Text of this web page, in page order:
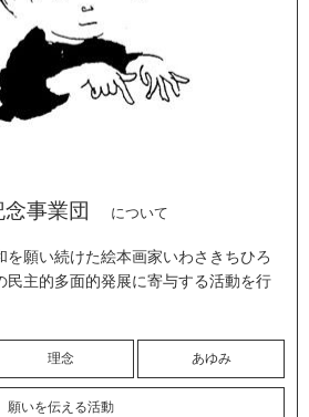
念事業団 について
願い続けた絵本画家いわさきちひろ
民主的多面的発展に寄与する活動を行
理念 あゆみ
願いを伝える活動